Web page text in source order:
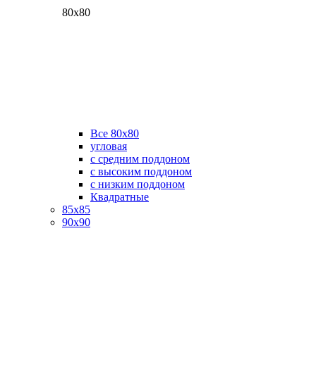
80х80
Все 80х80
угловая
с средним поддоном
с высоким поддоном
с низким поддоном
Квадратные
85х85
90х90